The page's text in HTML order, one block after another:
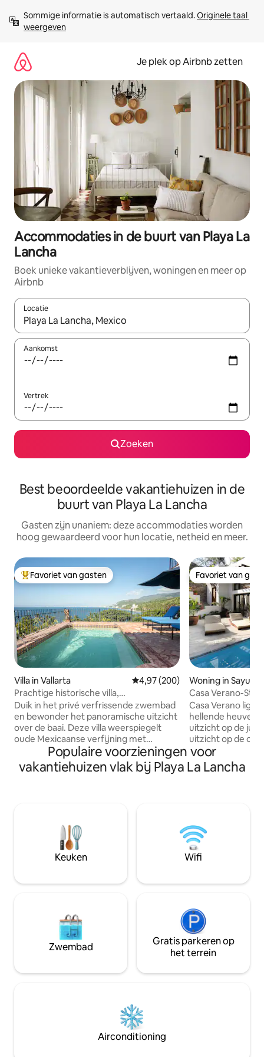
direct
naar
Sommige informatie is automatisch vertaald. Originele taal
weergeven
Je plek op Airbnb zetten
Accommodaties in de buurt van Playa La
Lancha
Boek unieke vakantieverblijven, woningen en meer op
Airbnb
Locatie
Wanneer er resultaten beschikbaar zijn, maak je een keuze
Aankomst
Vertrek
Zoeken
Best beoordeelde vakantiehuizen in de
buurt van Playa La Lancha
Gasten zijn unaniem: deze accommodaties worden
hoog gewaardeerd voor hun locatie, netheid en meer.
Topfavoriet van gasten
Favoriet van gasten
Villa in Vallarta Gemiddelde beoordeling van
4,97 (200)
Prachtige historische villa,
privézwembad en 280° uitzicht
Duik in het privé verfrissende zwembad
en bewonder het panoramische uitzicht
over de baai. Deze villa weerspiegelt
oude Mexicaanse verfijning met
zichtbare houten balken,
handgeschilderde tegels en koloniaal
antiek naast moderne voorzieningen.
collectie van villa 's wordt algemeen
erkend als een van de beste villa' s die te
bieden heeft vanwege de
ongeëvenaarde locatie en de prachtige
enclave van villa 's. Dit is authentiek kust
en thuis weg van huis, en we zijn er trots
op om het met onze gasten te delen! De
villa is van jou! Van voor naar achter en
van boven naar beneden! Ik ben altijd
een vastgoedbeheerder in binnenkort,
regelmatige onderhoudsdiensten. Als
gevolg daarvan kan elk probleem dat
zich voordoet meestal vrij snel worden
afgehandeld door onze lokale
Favoriet van
Favoriet van
Woning in Sayulita
Casa Verano-
noordkant
Casa Verano ligt
hellende heuvel
uitzicht op de
uitzicht op de
een smaakvol
design; 2 aparte
met een
door
bomen. Dit huis
Moeilijk te vinden
deze dagen!...Let
gebieden
Populaire voorzieningen voor
vakantiehuizen vlak bij Playa La Lancha
Keuken Wifi
Zwembad
Gratis parkeren op
het terrein
Airconditioning